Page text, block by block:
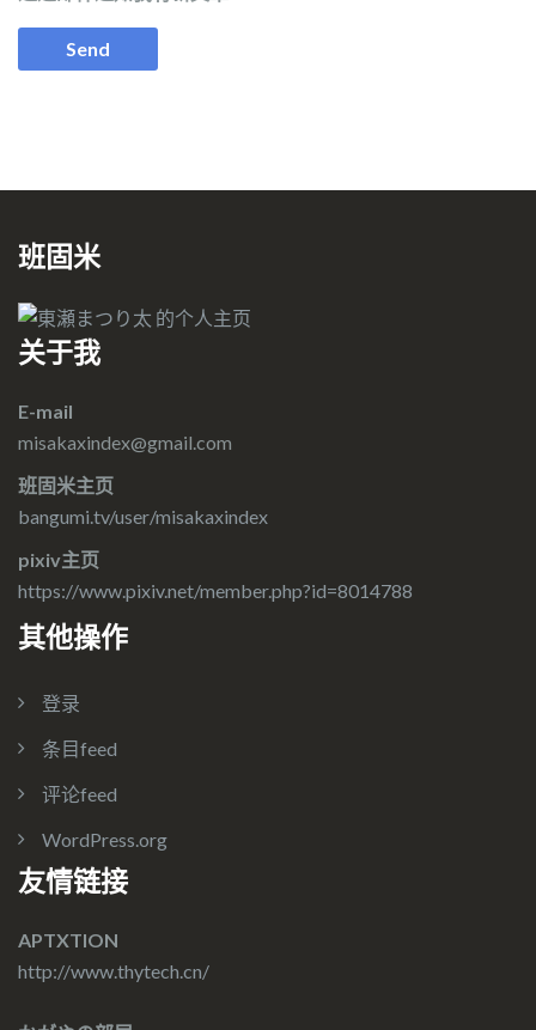
班固米
关于我
E-mail
misakaxindex@gmail.com
班固米主页
bangumi.tv/user/misakaxindex
pixiv主页
https://www.pixiv.net/member.php?id=8014788
其他操作
登录
条目feed
评论feed
WordPress.org
友情链接
APTXTION
http://www.thytech.cn/